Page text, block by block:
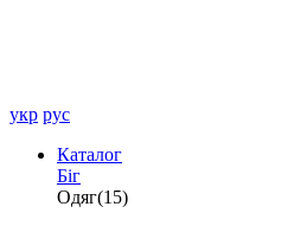
укр рус
Каталог
Біг
Одяг(15)